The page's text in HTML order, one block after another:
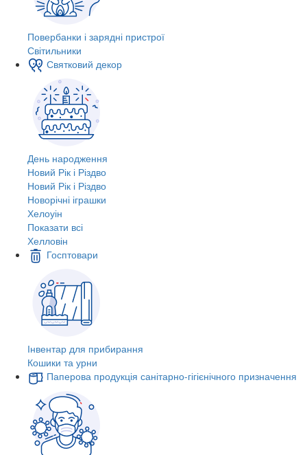
Повербанки і зарядні пристрої
Світильники
Святковий декор
День народження
Новий Рік і Різдво
Новий Рік і Різдво
Новорічні іграшки
Хелоуін
Показати всі
Хелловін
Госптовари
Інвентар для прибирання
Кошики та урни
Паперова продукція санітарно-гігієнічного призначення